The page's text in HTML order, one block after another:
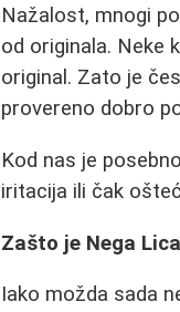
Nažalost, mnogi
od originala. Neke
original. Zato je
provereno dobro
Kod nas je
iritacija ili čak
Zašto je Nega
Iako možda sada